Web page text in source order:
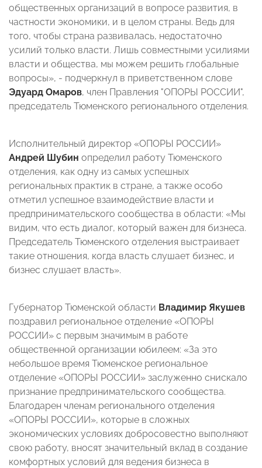
общественных организаций в вопросе развития, в
частности экономики, и в целом страны. Ведь для
того, чтобы страна развивалась, недостаточно
усилий только власти. Лишь совместными усилиями
власти и общества, мы можем решить глобальные
вопросы», - подчеркнул в приветственном слове
Эдуард Омаров, член Правления "ОПОРЫ РОССИИ",
председатель Тюменского регионального отделения.
Исполнительный директор «ОПОРЫ РОССИИ»
Андрей Шубин определил работу Тюменского
отделения, как одну из самых успешных
региональных практик в стране, а также особо
отметил успешное взаимодействие власти и
предпринимательского сообщества в области: «Мы
видим, что есть диалог, который важен для бизнеса.
Председатель Тюменского отделения выстраивает
такие отношения, когда власть слушает бизнес, и
бизнес слушает власть».
Губернатор Тюменской области Владимир Якушев
поздравил региональное отделение «ОПОРЫ
РОССИИ» с первым значимым в работе
общественной организации юбилеем: «За это
небольшое время Тюменское региональное
отделение «ОПОРЫ РОССИИ» заслуженно снискало
признание предпринимательского сообщества.
Благодарен членам регионального отделения
«ОПОРЫ РОССИИ», которые в сложных
экономических условиях добросовестно выполняют
свою работу, вносят значительный вклад в создание
комфортных условий для ведения бизнеса в